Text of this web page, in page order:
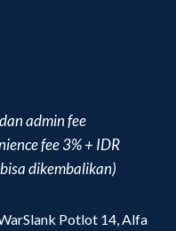
admin fee
fee 3% + IDR
dikembalikan)
Potlot 14, Alfa